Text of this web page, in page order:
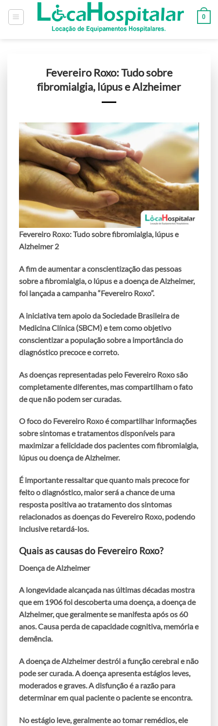
0
Fevereiro Roxo: Tudo sobre
fibromialgia, lúpus e Alzheimer
Fevereiro Roxo: Tudo sobre fibromialgia, lúpus e
Alzheimer 2
A fim de aumentar a conscientização das pessoas
sobre a fibromialgia, o lúpus e a doença de Alzheimer,
foi lançada a campanha “Fevereiro Roxo”.
A iniciativa tem apoio da Sociedade Brasileira de
Medicina Clínica (SBCM) e tem como objetivo
conscientizar a população sobre a importância do
diagnóstico precoce e correto.
As doenças representadas pelo Fevereiro Roxo são
completamente diferentes, mas compartilham o fato
de que não podem ser curadas.
O foco do Fevereiro Roxo é compartilhar informações
sobre sintomas e tratamentos disponíveis para
maximizar a felicidade dos pacientes com fibromialgia,
lúpus ou doença de Alzheimer.
É importante ressaltar que quanto mais precoce for
feito o diagnóstico, maior será a chance de uma
resposta positiva ao tratamento dos sintomas
relacionados as doenças do Fevereiro Roxo, podendo
inclusive retardá-los.
Quais as causas do Fevereiro Roxo?
Doença de Alzheimer
A longevidade alcançada nas últimas décadas mostra
que em 1906 foi descoberta uma doença, a doença de
Alzheimer, que geralmente se manifesta após os 60
anos.Causa perda de capacidade cognitiva, memória e
demência.
A doença de Alzheimer destrói a função cerebral e não
pode ser curada. A doença apresenta estágios leves,
moderados e graves. A disfunção é a razão para
determinar em qual paciente o paciente se encontra.
No estágio leve, geralmente ao tomar remédios, ele